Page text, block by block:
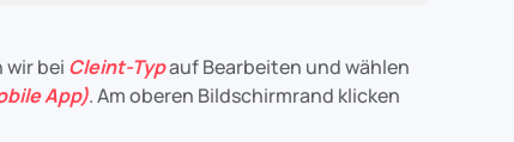
wir bei Cleint-Typauf Bearbeiten und wählen
App). Am oberen Bildschirmrand klicken